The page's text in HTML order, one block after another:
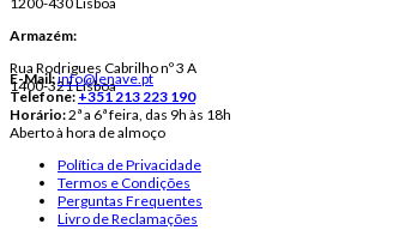
Armazém:
Rua Rodrigues Cabrilho nº 3 A
1400-321 Lisboa
E-Mail:info@lenave.pt
Telefone:+351 213 223 190
Horário:2ª a 6ª feira, das 9h às 18h
Aberto à hora de almoço
Política de Privacidade
Termos e Condições
Perguntas Frequentes
Livro de Reclamações